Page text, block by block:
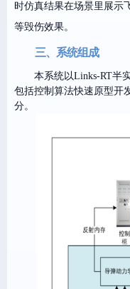
时仿真结果在场景里展示
等毁伤效果。
三、系统组成
本系统以Links-RT半
包括控制算法快速原型开
分。